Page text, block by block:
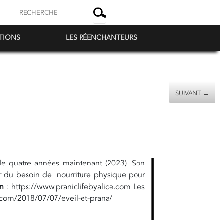
LES RÉENCHANTEURS
SUIVANT →
années maintenant (2023). Son
du besoin de nourriture physique pour
: https://www.praniclifebyalice.com Les
2018/07/07/eveil-et-prana/